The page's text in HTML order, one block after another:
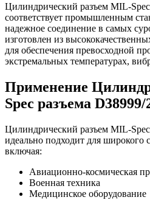
Цилиндрический разъем MIL-
соответствует промышленным
надежное соединение в самых
изготовлен из
для обеспечения превосходной
экстремальных температурах,
Применение
Spec разъема
Цилиндрический разъем MIL-
идеально подходит для широкого
включая:
Авиационно-космическая
Военная техника
Медицинское оборудование